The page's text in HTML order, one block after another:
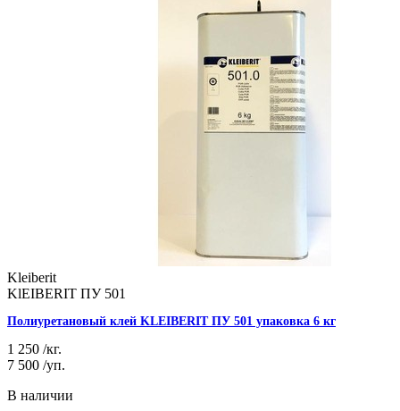
Kleiberit
KlEIBERIT ПУ 501
Полиуретановый клей KLEIBERIT ПУ 501 упаковка 6 кг
1 250 /кг.
7 500 /уп.
В наличии